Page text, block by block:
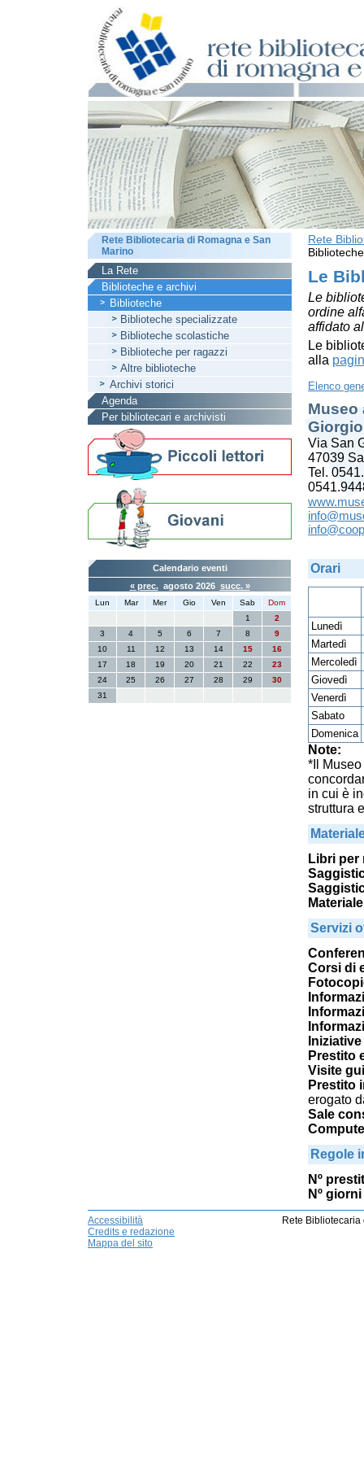
Rete
Biblioteche
Le
Le
ordine
affidato
Le
alla
Elenco
Museo
Via San
47039
Tel.
Orari
Lunedì
Martedì
Mercoledì
Giovedì
Venerdì
Sabato
Domenica
Note:
*Il
in cui è
struttura
Libri per
Servizi
Corsi di
Prestito
Visite
Prestito
erogato
Sale
Regole
Nº
Nº
Rete Bibliotecaria di Romagna e San
Marino
La Rete
Biblioteche e archivi
Biblioteche
Biblioteche specializzate
Biblioteche scolastiche
Biblioteche per ragazzi
Altre biblioteche
Archivi storici
Agenda
Per bibliotecari e archivisti
Calendario eventi
« prec.agosto 2026 succ. »
Lun Mar Mer Gio Ven Sab
Dom
1
2
3
4 5 6 7 8
9
10
11 12 13 14 15
16
17
18 19 20 21 22
23
24
25 26 27 28 29
30
31
Accessibilità
Credits e redazione
Mappa del sito
Rete